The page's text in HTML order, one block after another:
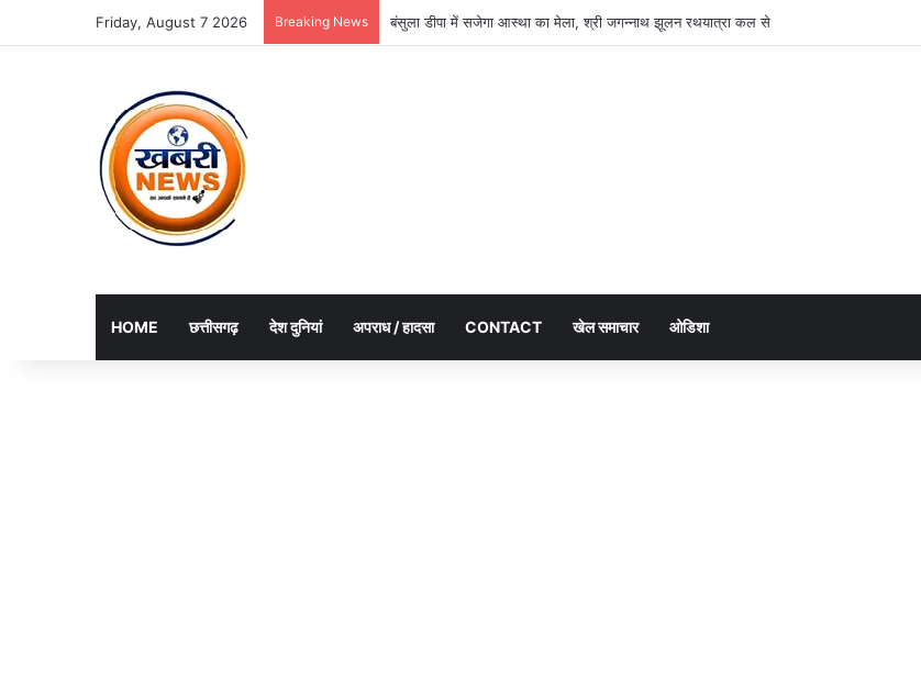
Friday, August 7 2026 Breaking News बंसुला डीपा में सजेगा आस्था का मेला, श्री जगन्नाथ झूलन रथयात्रा कल से
HOME छत्तीसगढ़ देश दुनियां अपराध / हादसा CONTACT खेल समाचार ओडिशा